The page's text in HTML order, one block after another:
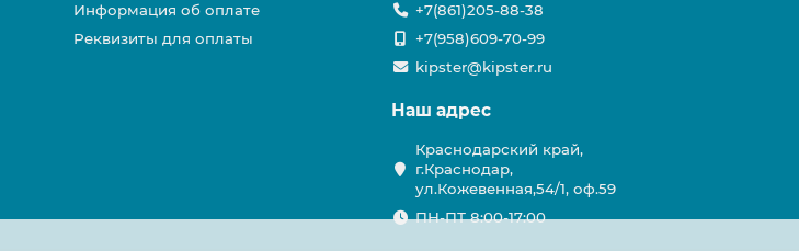
Информация об оплате
Реквизиты для оплаты
+7(861)205-88-38
+7(958)609-70-99
kipster@kipster.ru
Наш адрес
Краснодарский край,
г.Краснодар,
ул.Кожевенная,54/1, оф.59
ПН-ПТ 8:00-17:00